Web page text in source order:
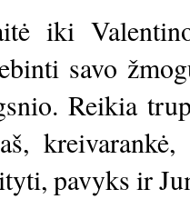
iki
savo
Reikia
pavyks ir